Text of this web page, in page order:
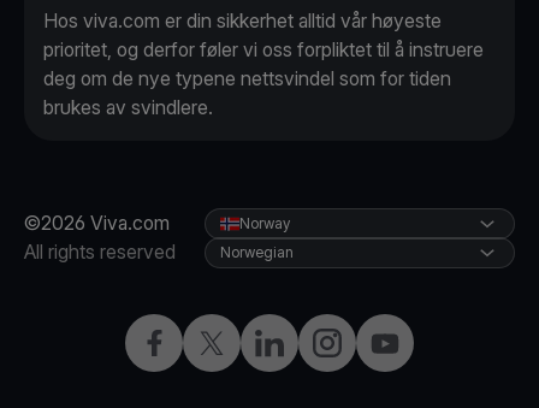
Hos viva.com er din sikkerhet alltid vår høyeste
prioritet, og derfor føler vi oss forpliktet til å instruere
deg om de nye typene nettsvindel som for tiden
brukes av svindlere.
©2026 Viva.com
All rights reserved
Facebook
X LinkedInInstagramYouTube
Norway
Norwegian